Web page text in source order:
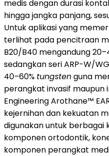
medis dengan durasi
hingga jangka panjang,
Untuk aplikasi yang
terlihat pada pencitraan
B20/B40 mengandung
sedangkan seri ARP-W/
40–60% tungstenguna
perangkat invasif maupun
Engineering Arothane™
kejernihan dan kekuatan
digunakan untuk berbagai
komponen ortodontik,
komponen perangkat